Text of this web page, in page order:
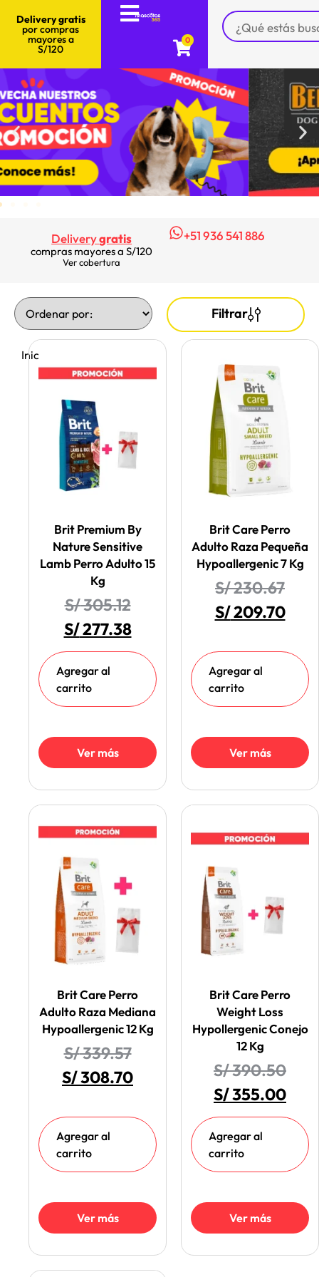
Delivery gratis
por compras
mayores a
S/120
0
Deliverygratis
compras mayores a S/120
Ver cobertura
+51 936 541 886
Filtrar
Inicio
Brit Premium By
Nature Sensitive
Lamb Perro Adulto 15
Kg
S/305.12
S/277.38
Agregar al
carrito
Ver más
Brit Care Perro
Adulto Raza Pequeña
Hypoallergenic 7 Kg
S/230.67
S/209.70
Agregar al
carrito
Ver más
Brit Care Perro
Adulto Raza Mediana
Hypoallergenic 12 Kg
S/339.57
S/308.70
Agregar al
carrito
Ver más
Brit Care Perro
Weight Loss
Hypollergenic Conejo
12 Kg
S/390.50
S/355.00
Agregar al
carrito
Ver más